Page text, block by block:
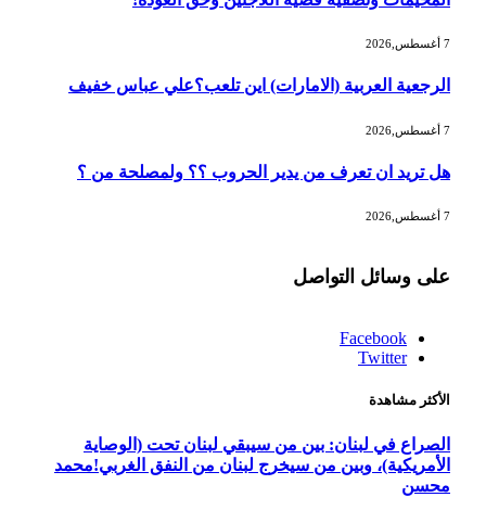
الرجعية العربية (الامارات) اين تلعب؟علي عباس خفيف
هل تريد ان تعرف من يدير الحروب ؟؟ ولمصلحة من ؟
على وسائل التواصل
Facebook
Twitter
الأكثر مشاهدة
الصراع في لبنان: بين من سيبقي لبنان تحت (الوصاية
الأمريكية)، وبين من سيخرج لبنان من النفق الغربي!محمد
محسن